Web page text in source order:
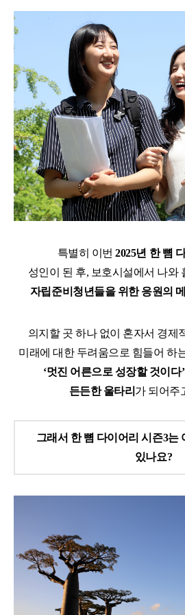
특별히 이번2025년 한 뼘
성인이 된 후, 보호시설에서 나와
자립준비청년들을 위한 응원의
의지할 곳 하나 없이 혼자서 경제
미래에 대한 두려움으로 힘들어 하
‘멋진 어른으로 성장할 것이다
든든한 울타리 가 되어주
그래서 한 뼘 다이어리 시즌3는
있나요?